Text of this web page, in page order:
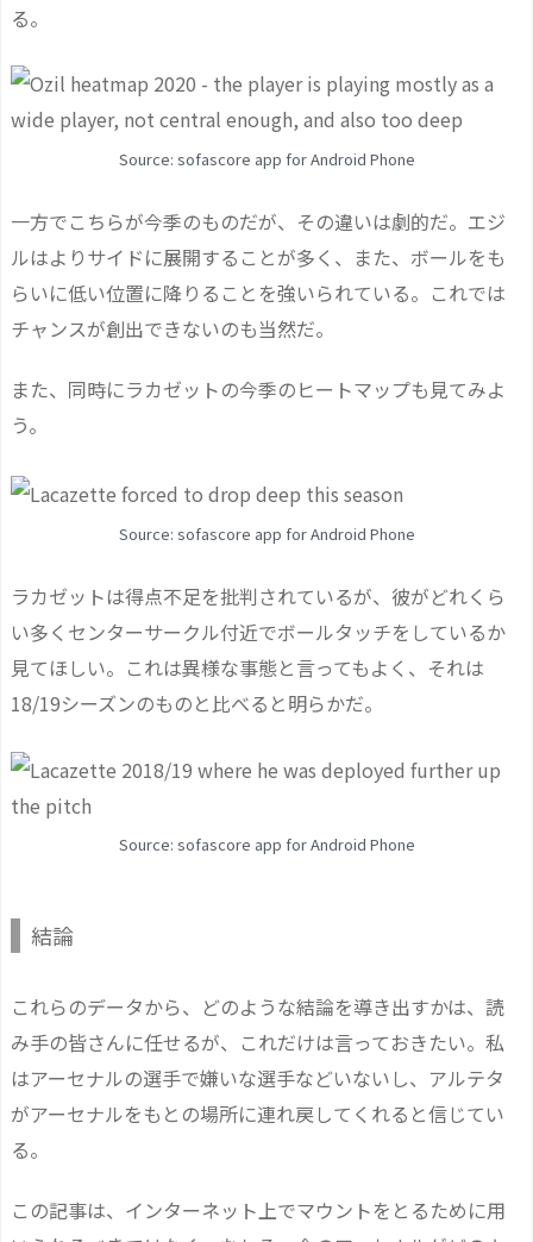
る。
Source: sofascore app for Android Phone
一方でこちらが今季のものだが、その違いは劇的だ。エジ
ルはよりサイドに展開することが多く、また、ボールをも
らいに低い位置に降りることを強いられている。これでは
チャンスが創出できないのも当然だ。
また、同時にラカゼットの今季のヒートマップも見てみよ
う。
Source: sofascore app for Android Phone
ラカゼットは得点不足を批判されているが、彼がどれくら
い多くセンターサークル付近でボールタッチをしているか
見てほしい。これは異様な事態と言ってもよく、それは
18/19シーズンのものと比べると明らかだ。
Source: sofascore app for Android Phone
結論
これらのデータから、どのような結論を導き出すかは、読
み手の皆さんに任せるが、これだけは言っておきたい。私
はアーセナルの選手で嫌いな選手などいないし、アルテタ
がアーセナルをもとの場所に連れ戻してくれると信じてい
る。
この記事は、インターネット上でマウントをとるために用